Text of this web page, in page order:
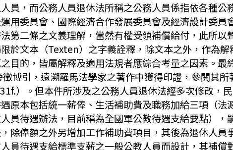
員，而公務人員退休法所稱之公務人員係指依各種
用委員會、國際經濟合作發展委員會及經濟設計委
第二條之文義理解，當然有權受領補償給付，此所
於文本（Texten）之字義詮釋，除文本之外，作為
目的，皆屬解釋及適用法規者應綜合考量之因素。
博引，遠溯羅馬法學家之著作中獲得印證，參
但本件所涉及之公務人員退休法經多次修改，民
原本包括統一薪俸、生活補助費及職務加給三項（
員待遇辦法，目前稱為全國軍公教待遇支給要點）
除俸額之外另增加工作補助費項目，其後為退休人
員待遇支給標準支薪之一般公教人員而設計，其補